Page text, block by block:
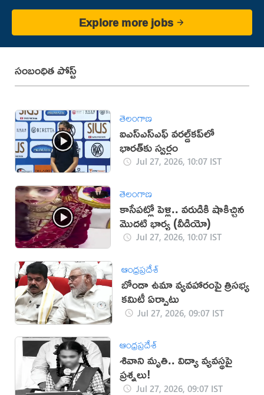
Explore more jobs
సంబంధిత పోస్ట్
తెలంగాణ
ఐఎస్ఎస్‌ఎఫ్‌ వరల్డ్‌కప్‌లో
భారత్‌కు స్వర్ణం
Jul 27, 2026, 10:07 IST
తెలంగాణ
కాసేపట్లో పెళ్లి.. వరుడికి షాకిచ్చిన
మొదటి భార్య (వీడియో)
Jul 27, 2026, 10:07 IST
ఆంధ్రప్రదేశ్
బోండా ఉమా వ్యవహారంపై త్రిసభ్య
కమిటీ ఏర్పాటు
Jul 27, 2026, 09:07 IST
ఆంధ్రప్రదేశ్
శివాని మృతి.. విద్యా వ్యవస్థపై
ప్రశ్నలు!
Jul 27, 2026, 09:07 IST